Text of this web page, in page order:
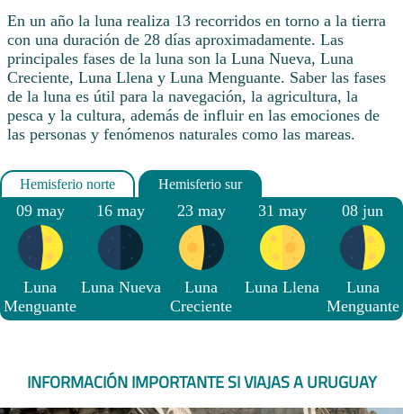
En un año la luna realiza 13 recorridos en torno a la tierra
con una duración de 28 días aproximadamente. Las
principales fases de la luna son la Luna Nueva, Luna
Creciente, Luna Llena y Luna Menguante. Saber las fases
de la luna es útil para la navegación, la agricultura, la
pesca y la cultura, además de influir en las emociones de
las personas y fenómenos naturales como las mareas.
09 may
Luna
Menguante
16 may
Luna Nueva
23 may
Luna
Creciente
31 may
Luna Llena
08 jun
Luna
Menguante
INFORMACIÓN IMPORTANTE SI VIAJAS A URUGUAY